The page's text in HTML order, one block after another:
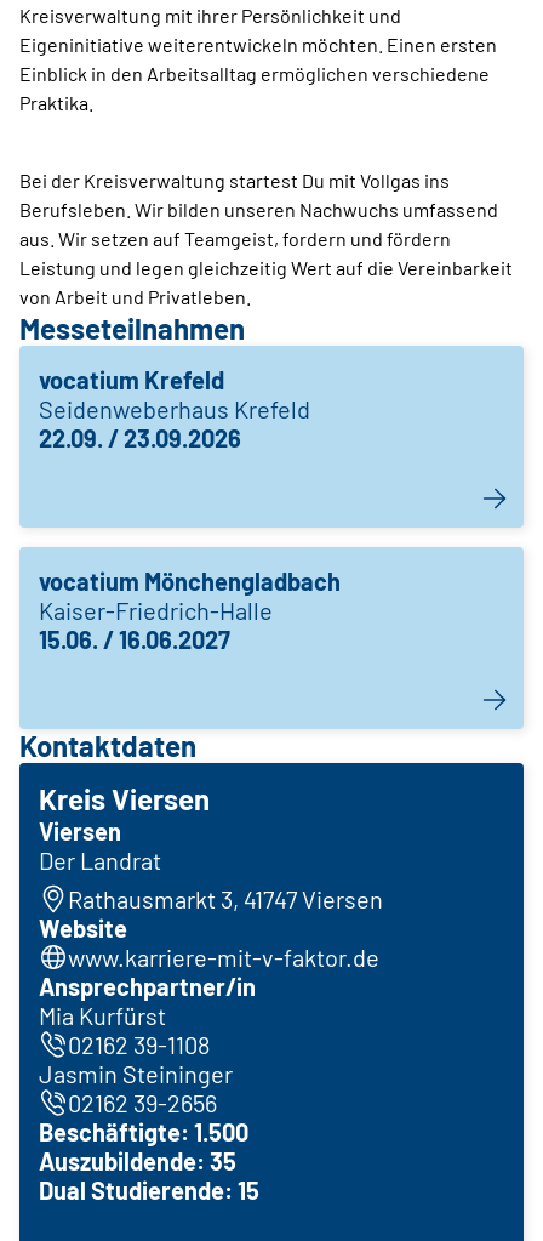
Kreisverwaltung mit ihrer Persönlichkeit und
Eigeninitiative weiterentwickeln möchten. Einen ersten
Einblick in den Arbeitsalltag ermöglichen verschiedene
Praktika.
Bei der Kreisverwaltung startest Du mit Vollgas ins
Berufsleben. Wir bilden unseren Nachwuchs umfassend
aus. Wir setzen auf Teamgeist, fordern und fördern
Leistung und legen gleichzeitig Wert auf die Vereinbarkeit
von Arbeit und Privatleben.
Messeteilnahmen
vocatium Krefeld
Seidenweberhaus Krefeld
22.09. / 23.09.2026
vocatium Mönchengladbach
Kaiser-Friedrich-Halle
15.06. / 16.06.2027
Kontaktdaten
Kreis Viersen
Viersen
Der Landrat
Rathausmarkt 3, 41747 Viersen
Website
www.karriere-mit-v-faktor.de
Ansprechpartner/in
Mia Kurfürst
02162 39-1108
Jasmin Steininger
02162 39-2656
Beschäftigte: 1.500
Auszubildende: 35
Dual Studierende: 15